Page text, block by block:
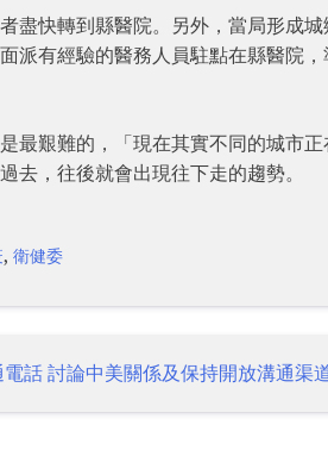
盡快轉到縣醫院。另外，當局形成城
派有經驗的醫務人員駐點在縣醫院，
最艱難的，「現在其實不同的城市正
，往後就會出現往下走的趨勢。
,衛健委
話 討論中美關係及保持開放溝通渠